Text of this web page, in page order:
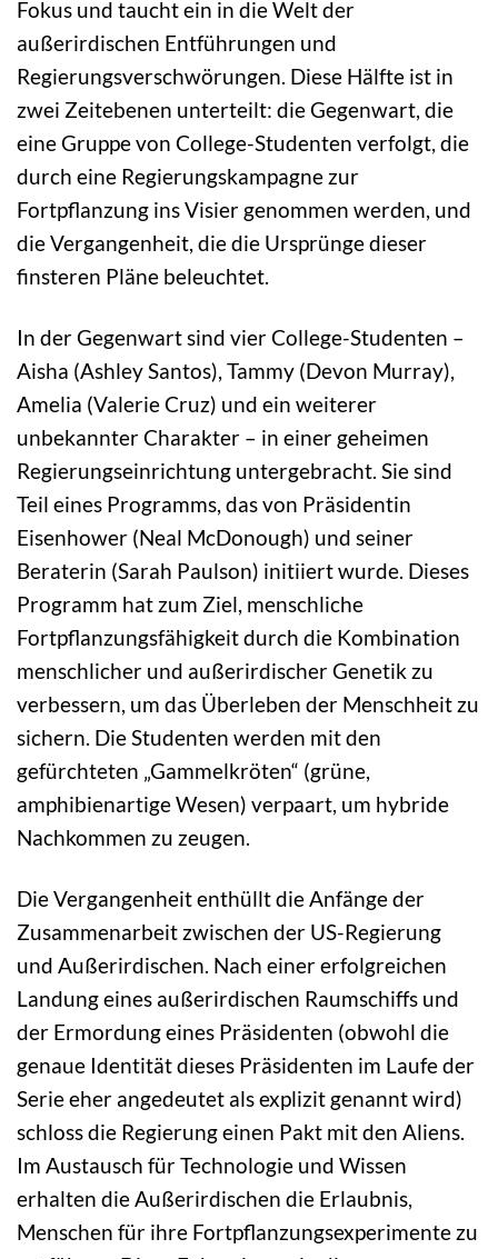
Fokus und taucht ein in die Welt der
außerirdischen Entführungen und
Regierungsverschwörungen. Diese Hälfte ist in
zwei Zeitebenen unterteilt: die Gegenwart, die
eine Gruppe von College-Studenten verfolgt, die
durch eine Regierungskampagne zur
Fortpflanzung ins Visier genommen werden, und
die Vergangenheit, die die Ursprünge dieser
finsteren Pläne beleuchtet.
In der Gegenwart sind vier College-Studenten –
Aisha (Ashley Santos), Tammy (Devon Murray),
Amelia (Valerie Cruz) und ein weiterer
unbekannter Charakter – in einer geheimen
Regierungseinrichtung untergebracht. Sie sind
Teil eines Programms, das von Präsidentin
Eisenhower (Neal McDonough) und seiner
Beraterin (Sarah Paulson) initiiert wurde. Dieses
Programm hat zum Ziel, menschliche
Fortpflanzungsfähigkeit durch die Kombination
menschlicher und außerirdischer Genetik zu
verbessern, um das Überleben der Menschheit zu
sichern. Die Studenten werden mit den
gefürchteten „Gammelkröten“ (grüne,
amphibienartige Wesen) verpaart, um hybride
Nachkommen zu zeugen.
Die Vergangenheit enthüllt die Anfänge der
Zusammenarbeit zwischen der US-Regierung
und Außerirdischen. Nach einer erfolgreichen
Landung eines außerirdischen Raumschiffs und
der Ermordung eines Präsidenten (obwohl die
genaue Identität dieses Präsidenten im Laufe der
Serie eher angedeutet als explizit genannt wird)
schloss die Regierung einen Pakt mit den Aliens.
Im Austausch für Technologie und Wissen
erhalten die Außerirdischen die Erlaubnis,
Menschen für ihre Fortpflanzungsexperimente zu